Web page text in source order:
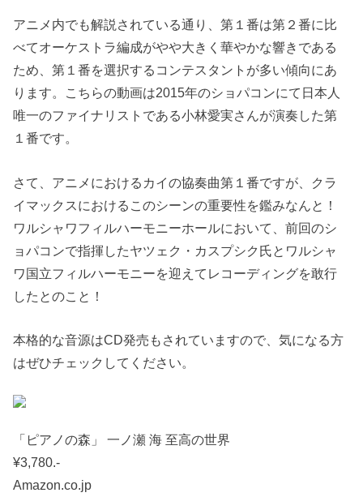
アニメ内でも解説されている通り、第１番は第２番に比
べてオーケストラ編成がやや大きく華やかな響きである
ため、第１番を選択するコンテスタントが多い傾向にあ
ります。こちらの動画は2015年のショパコンにて日本人
唯一のファイナリストである小林愛実さんが演奏した第
１番です。
さて、アニメにおけるカイの協奏曲第１番ですが、クラ
イマックスにおけるこのシーンの重要性を鑑みなんと！
ワルシャワフィルハーモニーホールにおいて、前回のシ
ョパコンで指揮したヤツェク・カスプシク氏とワルシャ
ワ国立フィルハーモニーを迎えてレコーディングを敢行
したとのこと！
本格的な音源はCD発売もされていますので、気になる方
はぜひチェックしてください。
「ピアノの森」 一ノ瀬 海 至高の世界
¥3,780.-
Amazon.co.jp